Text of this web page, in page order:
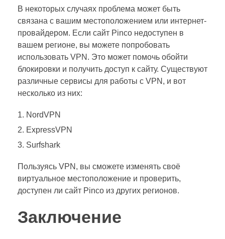
В некоторых случаях проблема может быть
связана с вашим местоположением или интернет-
провайдером. Если сайт Pinco недоступен в
вашем регионе, вы можете попробовать
использовать VPN. Это может помочь обойти
блокировки и получить доступ к сайту. Существуют
различные сервисы для работы с VPN, и вот
несколько из них:
NordVPN
ExpressVPN
Surfshark
Пользуясь VPN, вы сможете изменять своё
виртуальное местоположение и проверить,
доступен ли сайт Pinco из других регионов.
Заключение